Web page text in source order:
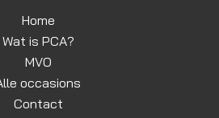
Home
Wat is PCA?
MVO
occasions
Contact